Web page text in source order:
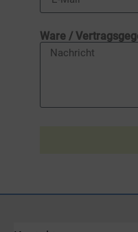
Ware /